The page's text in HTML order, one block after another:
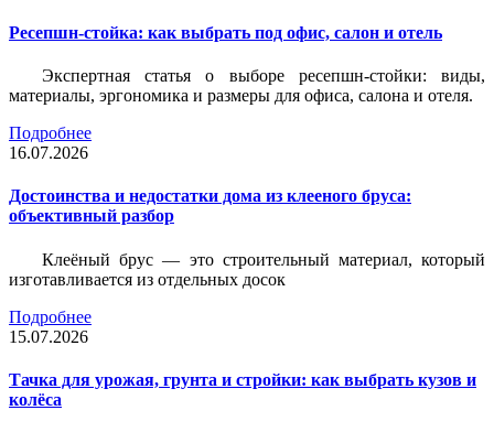
Ресепшн-стойка: как выбрать под офис, салон и отель
Экспертная статья о выборе ресепшн-стойки: виды,
материалы, эргономика и размеры для офиса, салона и отеля.
Подробнее
16.07.2026
Достоинства и недостатки дома из клееного бруса:
объективный разбор
Клеёный брус — это строительный материал, который
изготавливается из отдельных досок
Подробнее
15.07.2026
Тачка для урожая, грунта и стройки: как выбрать кузов и
колёса